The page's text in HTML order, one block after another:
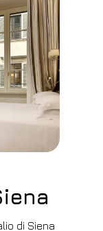
di Siena